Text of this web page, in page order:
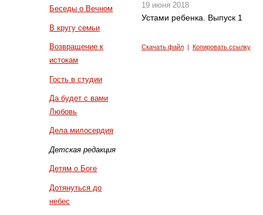
Беседы о Вечном
В кругу семьи
Возвращение к
истокам
Гость в студии
Да будет с вами
Любовь
Дела милосердия
Детская редакция
Детям о Боге
Дотянуться до
небес
19 июня 2018
Устами ребенка. Выпуск 1
Скачать файл |Копировать ссылку